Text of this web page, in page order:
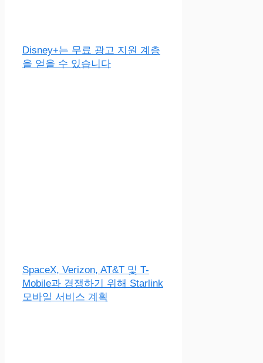
Disney+는 무료 광고 지원 계층
을 얻을 수 있습니다
SpaceX, Verizon, AT&T 및 T-
Mobile과 경쟁하기 위해 Starlink
모바일 서비스 계획